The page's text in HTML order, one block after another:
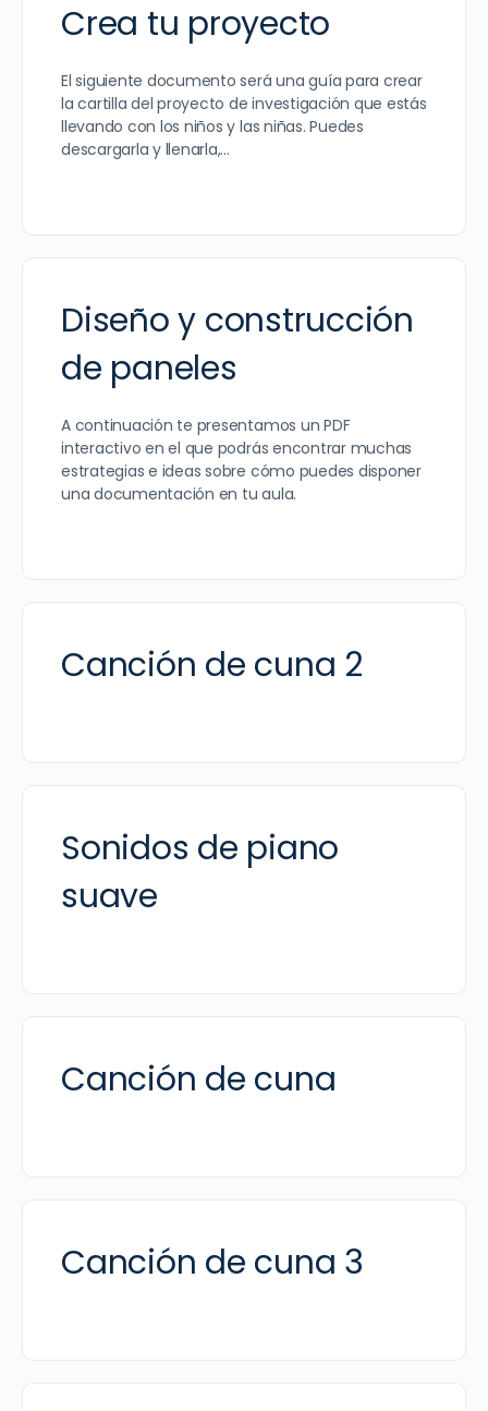
Crea tu proyecto
El siguiente documento será una guía para crear
la cartilla del proyecto de investigación que estás
llevando con los niños y las niñas. Puedes
descargarla y llenarla,…
Diseño y construcción
de paneles
A continuación te presentamos un PDF
interactivo en el que podrás encontrar muchas
estrategias e ideas sobre cómo puedes disponer
una documentación en tu aula.
Canción de cuna 2
Sonidos de piano
suave
Canción de cuna
Canción de cuna 3